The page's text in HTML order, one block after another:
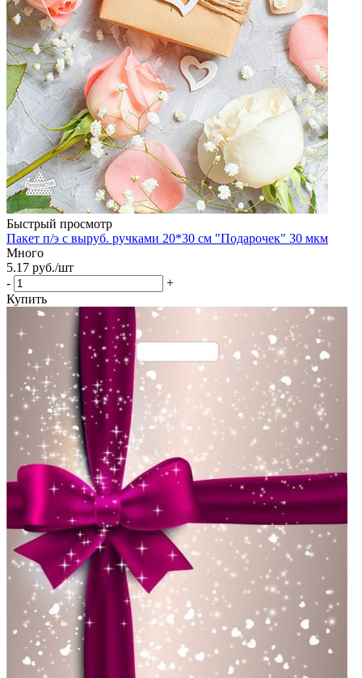
Быстрый просмотр
Пакет п/э с выруб. ручками 20*30 см "Подарочек" 30 мкм
Много
5.17 руб./шт
-
+
Купить